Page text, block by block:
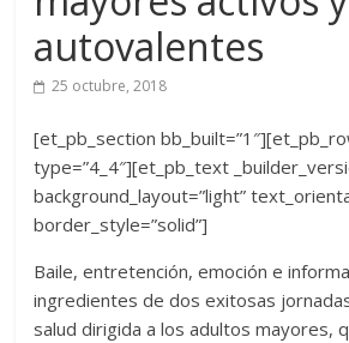
autovalentes
25 octubre, 2018
[et_pb_section
type=”4_4″][et_pb_text
background_layout=”light”
border_style=”solid”]
Baile, entretención, emoción e
ingredientes de dos exitosas
salud dirigida a los adultos mayores,